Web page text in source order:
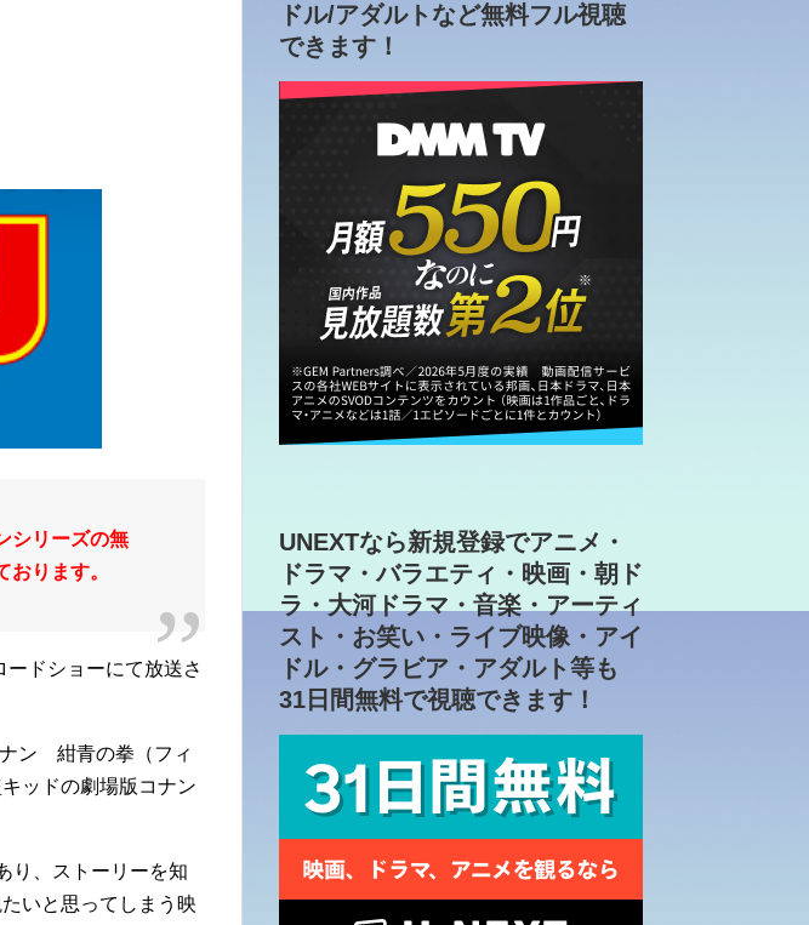
シリーズの無
ります。
ードショーにて放送さ
ン 紺青の拳（フィ
ッドの劇場版コナン
り、ストーリーを知
いと思ってしまう映
ドル/アダルトなど無料フル視聴
できます！
UNEXTなら新規登録でアニメ・
ドラマ・バラエティ・映画・朝ド
ラ・大河ドラマ・音楽・アーティ
スト・お笑い・ライブ映像・アイ
ドル・グラビア・アダルト等も
31日間無料で視聴できます！